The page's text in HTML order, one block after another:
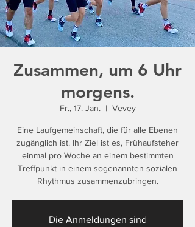
Zusammen, um 6 Uhr
morgens.
Fr., 17. Jan.
  |
Vevey
Eine Laufgemeinschaft, die für alle Ebenen
zugänglich ist. Ihr Ziel ist es, Frühaufsteher
einmal pro Woche an einem bestimmten
Treffpunkt in einem sogenannten sozialen
Rhythmus zusammenzubringen.
Die Anmeldungen sind